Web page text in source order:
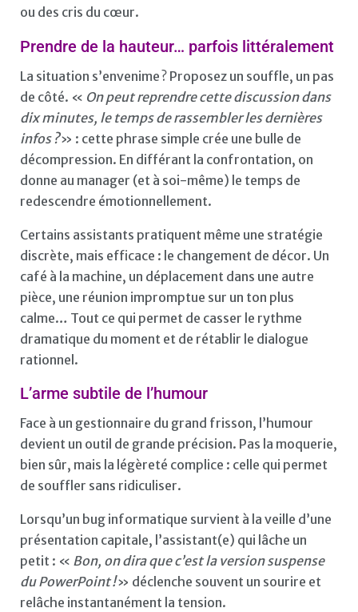
ou des cris du cœur.
Prendre de la hauteur… parfois littéralement
La situation s’envenime ? Proposez un souffle, un pas
de côté. « On peut reprendre cette discussion dans
dix minutes, le temps de rassembler les dernières
infos ?» : cette phrase simple crée une bulle de
décompression. En différant la confrontation, on
donne au manager (et à soi-même) le temps de
redescendre émotionnellement.
Certains assistants pratiquent même une stratégie
discrète, mais efficace : le changement de décor. Un
café à la machine, un déplacement dans une autre
pièce, une réunion impromptue sur un ton plus
calme… Tout ce qui permet de casser le rythme
dramatique du moment et de rétablir le dialogue
rationnel.
L’arme subtile de l’humour
Face à un gestionnaire du grand frisson, l’humour
devient un outil de grande précision. Pas la moquerie,
bien sûr, mais la légèreté complice : celle qui permet
de souffler sans ridiculiser.
Lorsqu’un bug informatique survient à la veille d’une
présentation capitale, l’assistant(e) qui lâche un
petit : « Bon, on dira que c’est la version suspense
du PowerPoint !» déclenche souvent un sourire et
relâche instantanément la tension.